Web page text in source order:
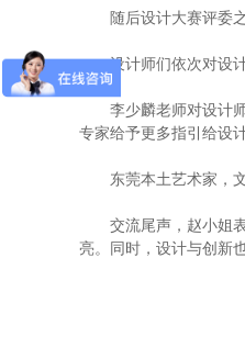
随后设计大赛评委
设计师们依次对设
李少麟老师对设计
专家给予更多指引给设
东莞本土艺术家，
交流尾声，赵小姐
亮。同时，设计与创新